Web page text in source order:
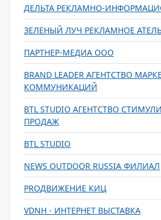
ДЕЛЬТА РЕКЛАМНО-
ЗЕЛЕНЫЙ ЛУЧ РЕКЛАМНОЕ
ПАРТНЕР-МЕДИА ООО
BRAND LEADER АГЕНТСТВО
КОММУНИКАЦИЙ
BTL STUDIO АГЕНТСТВО
ПРОДАЖ
BTL STUDIO
NEWS OUTDOOR RUSSIA ФИЛИАЛ
PROДВИЖЕНИЕ КИЦ
VDNH - ИНТЕРНЕТ ВЫСТАВКА